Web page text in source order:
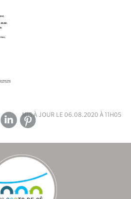
mis à jour le 06.08.2020 à 11h05